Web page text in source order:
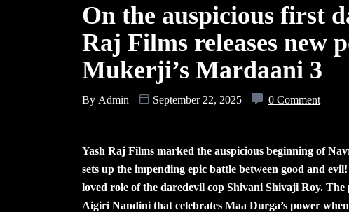
On the auspicious first
Raj Films releases new
Mukerji’s Mardaani 3
By Admin September 22, 2025 0 Comment
Yash Raj Films marked the auspicious beginning of
sets up the impending epic battle between good and
loved role of the daredevil cop Shivani Shivaji Roy.
Aigiri Nandini that celebrates Maa Durga’s power